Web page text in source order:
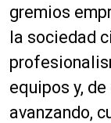
gremios
la sociedad
equipos y,
avanzando,